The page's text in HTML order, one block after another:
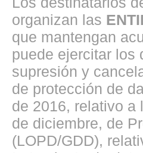
organizan las
que mantengan
puede ejercitar los
supresión y
de protección de
de 2016, relativo a
de diciembre, de
(LOPD/GDD),